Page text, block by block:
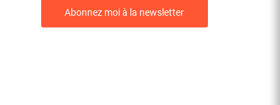
Abonnez moi à la newsletter